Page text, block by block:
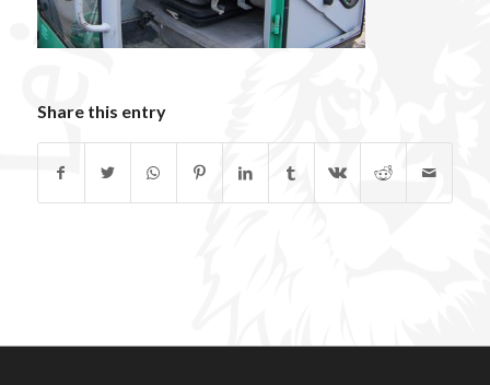
Share this entry